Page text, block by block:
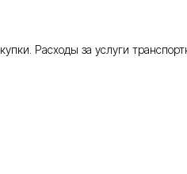
Расходы за услуги